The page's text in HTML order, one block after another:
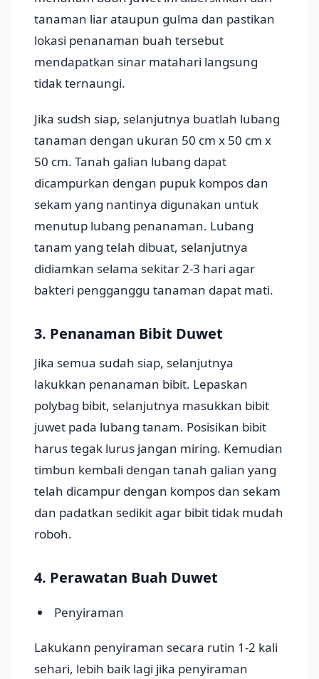
tanaman liar ataupun gulma dan pastikan
lokasi penanaman buah tersebut
mendapatkan sinar matahari langsung
tidak ternaungi.
Jika sudsh siap, selanjutnya buatlah lubang
tanaman dengan ukuran 50 cm x 50 cm x
50 cm. Tanah galian lubang dapat
dicampurkan dengan pupuk kompos dan
sekam yang nantinya digunakan untuk
menutup lubang penanaman. Lubang
tanam yang telah dibuat, selanjutnya
didiamkan selama sekitar 2-3 hari agar
bakteri pengganggu tanaman dapat mati.
3. Penanaman Bibit Duwet
Jika semua sudah siap, selanjutnya
lakukkan penanaman bibit. Lepaskan
polybag bibit, selanjutnya masukkan bibit
juwet pada lubang tanam. Posisikan bibit
harus tegak lurus jangan miring. Kemudian
timbun kembali dengan tanah galian yang
telah dicampur dengan kompos dan sekam
dan padatkan sedikit agar bibit tidak mudah
roboh.
4. Perawatan Buah Duwet
Penyiraman
Lakukann penyiraman secara rutin 1-2 kali
sehari, lebih baik lagi jika penyiraman